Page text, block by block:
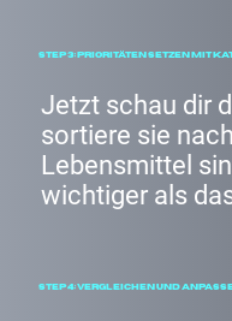
Step 3: Prioritäten setzen mit
Jetzt schau dir
sortiere sie
Lebensmittel
wichtiger als
Step 4: Vergleichen und